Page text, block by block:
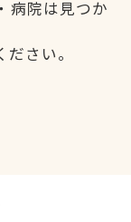
病院は見つか
さい。